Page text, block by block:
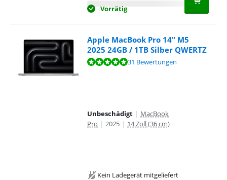
Vorrätig
Apple MacBook Pro 14" M5
2025 24GB / 1TB Silber QWERTZ
Bewertet mit 9,6 von 10, basierend auf 31 Bewertungen.
31 Bewertungen
Unbeschädigt | MacBook
Pro | 2025 | 14 Zoll (36 cm)
Kein Ladegerät mitgeliefert